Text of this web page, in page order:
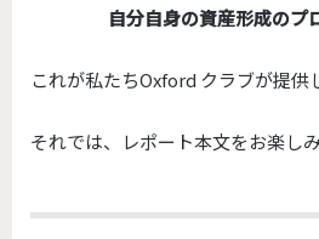
自分自身の資産形成のプ
これが私たちOxford クラブが提供
それでは、レポート本文をお楽し